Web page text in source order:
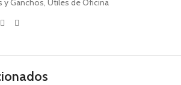
y Ganchos, Útiles de Oficina